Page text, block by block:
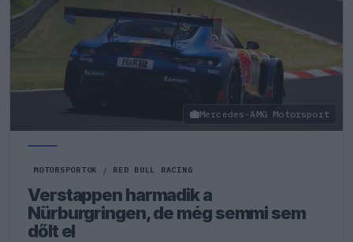
Mercedes-AMG Motorsport
MOTORSPORTOK / RED BULL RACING
Verstappen harmadik a
Nürburgringen, de még semmi sem
dőlt el